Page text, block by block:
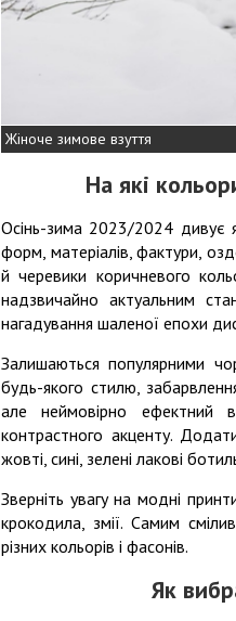
Жіноче зимове взуття
На які
Осінь-зима 2023/2024 дивує
форм, матеріалів, фактури,
й черевики коричневого
надзвичайно актуальним
нагадування шаленої епохи
Залишаються популярними
будь-якого стилю,
але неймовірно ефектний
контрастного акценту.
жовті, сині, зелені лакові
Зверніть увагу на модні
крокодила, змії. Самим
різних кольорів і фасонів.
Як